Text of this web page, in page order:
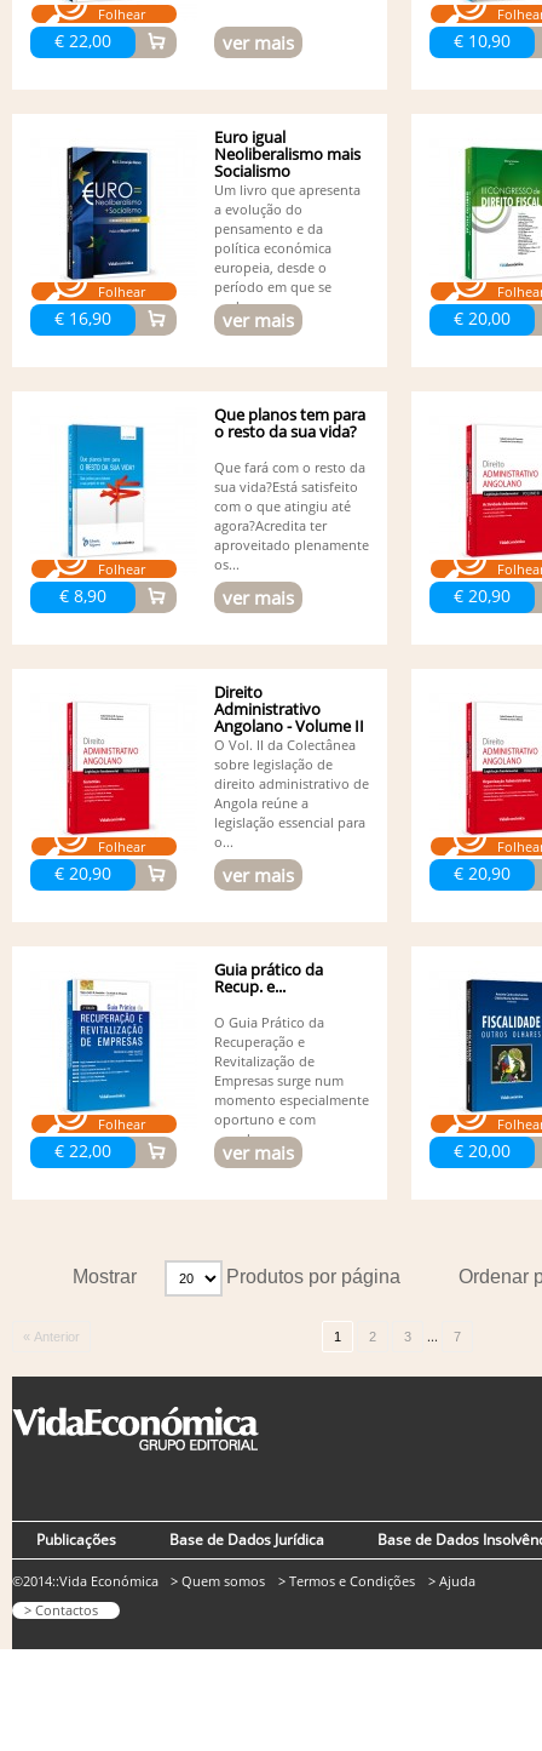
Folhear
€ 22,00 ver mais € 10,90
Folhear
€ 16,90
Euro igual
Neoliberalismo mais
Socialismo
Um livro que apresenta
a evolução do
pensamento e da
política económica
europeia, desde o
período em que se
pode...
ver mais € 20,00
Folhear
€ 8,90
Que planos tem para
o resto da sua vida?
Que fará com o resto da
sua vida?Está satisfeito
com o que atingiu até
agora?Acredita ter
aproveitado plenamente
os...
ver mais € 20,90
Folhear
€ 20,90
Direito
Administrativo
Angolano - Volume II
- Garantias
O Vol. II da Colectânea
sobre legislação de
direito administrativo de
Angola reúne a
legislação essencial para
o...
ver mais € 20,90
Folhear
€ 22,00
Guia prático da
Recup. e...
O Guia Prático da
Recuperação e
Revitalização de
Empresas surge num
momento especialmente
oportuno e com
grande...
ver mais € 20,00
Ordenar
Mostrar Produtos por página
« Anterior 1 2 3 ... 7
Publicações Base de Dados Jurídica Base de Dados
©2014::Vida Económica
> Contactos
> Quem somos > Termos e Condições > Ajuda